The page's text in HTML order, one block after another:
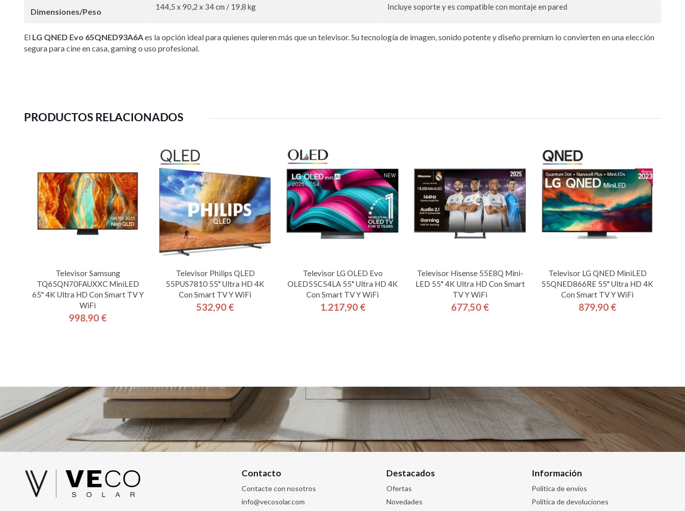
Dimensiones/Peso 144,5 x 90,2 x 34 cm / 19,8 kg Incluye soporte y es compatible con montaje en pared
El LG QNED Evo 65QNED93A6Aes la opción ideal para quienes quieren más que un televisor. Su tecnología de imagen, sonido potente y diseño premium lo convierten en una elección
segura para cine en casa, gaming o uso profesional.
PRODUCTOS RELACIONADOS
Televisor Samsung
TQ65QN70FAUXXC MiniLED
65" 4K Ultra HD Con Smart TV Y
WiFi
Precio
998,90 €
Televisor Philips QLED
55PUS7810 55" Ultra HD 4K
Con Smart TV Y WiFi
Precio
532,90 €
Televisor LG OLED Evo
OLED55C54LA 55" Ultra HD 4K
Con Smart TV Y WiFi
Precio
1.217,90 €
Televisor Hisense 55E8Q Mini-
LED 55" 4K Ultra HD Con Smart
TV Y WiFi
Precio
677,50 €
Televisor LG QNED MiniLED
55QNED866RE 55" Ultra HD 4K
Con Smart TV Y WiFi
Precio
879,90 €
Contacto
Contacte con nosotros
info@vecosolar.com
Destacados
Ofertas
Novedades
Información
Política de envíos
Política de devoluciones